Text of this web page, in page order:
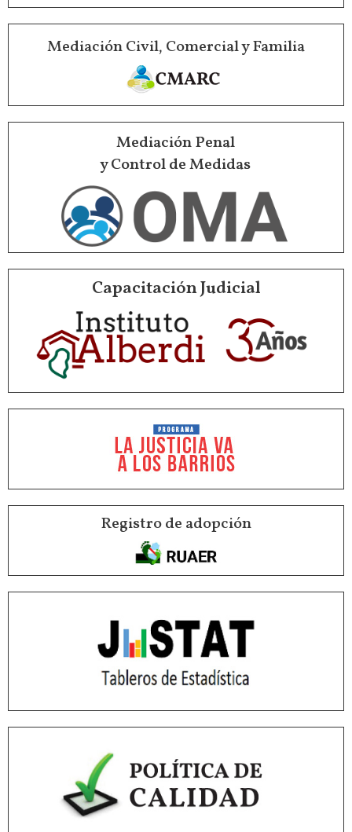
Mediación Civil, Comercial y Familia
Mediación Penal
y Control de Medidas
Capacitación Judicial
Registro de adopción